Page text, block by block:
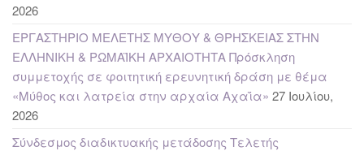
2026
ΕΡΓΑΣΤΗΡΙΟ ΜΕΛΕΤΗΣ ΜΥΘΟΥ & ΘΡΗΣΚΕΙΑΣ ΣΤΗΝ
ΕΛΛΗΝΙΚΗ & ΡΩΜΑΪΚΗ ΑΡΧΑΙΟΤΗΤΑ Πρόσκληση
συμμετοχής σε φοιτητική ερευνητική δράση με θέμα
«Μύθος και λατρεία στην αρχαία Αχαΐα» 27 Ιουλίου,
2026
Σύνδεσμος διαδικτυακής μετάδοσης Τελετής